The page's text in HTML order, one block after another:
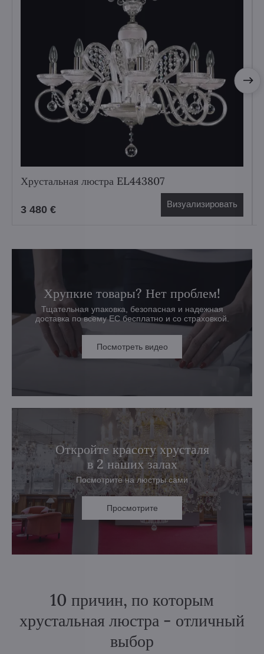
Хрустальная люстра EL443807
3 480 € Визуализировать
Хрупкие товары? Нет проблем!
Тщательная упаковка, безопасная и надежная
доставка по всему ЕС бесплатно и со страховкой.
Посмотреть видео
Откройте красоту хрусталя
в 2 наших залах
Посмотрите на люстры сами
Просмотрите
10 причин, по которым
хрустальная люстра - отличный
выбор